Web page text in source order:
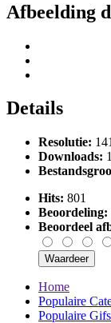
Afbeelding
Details
Resolutie:
Downloads: 1
Hits: 801
Beoordeling:
Beoordeel
Home
Populaire
Populaire Gifs